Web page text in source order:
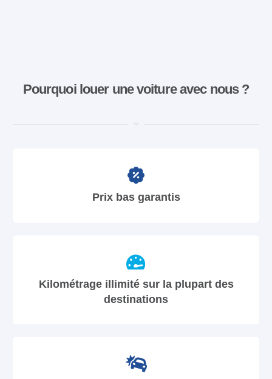
Pourquoi louer une voiture avec nous ?
Prix bas garantis
Kilométrage illimité sur la plupart des
destinations